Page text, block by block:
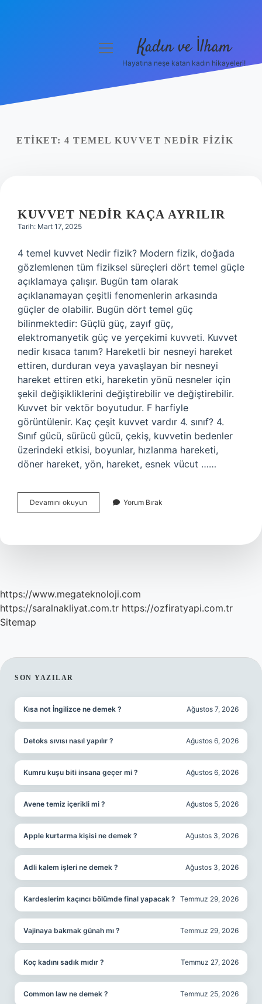
Yasal Uyarı
menüyü
Kadın ve İlham
Hayatına neşe katan kadın hikayeleri!
ETIKET: 4 TEMEL KUVVET NEDIR FIZIK
KUVVET NEDIR KAÇA AYRILIR
Tarih: Mart 17, 2025
4 temel kuvvet Nedir fizik? Modern fizik, doğada
gözlemlenen tüm fiziksel süreçleri dört temel güçle
açıklamaya çalışır. Bugün tam olarak
açıklanamayan çeşitli fenomenlerin arkasında
güçler de olabilir. Bugün dört temel güç
bilinmektedir: Güçlü güç, zayıf güç,
elektromanyetik güç ve yerçekimi kuvveti. Kuvvet
nedir kısaca tanım? Hareketli bir nesneyi hareket
ettiren, durduran veya yavaşlayan bir nesneyi
hareket ettiren etki, hareketin yönü nesneler için
şekil değişikliklerini değiştirebilir ve değiştirebilir.
Kuvvet bir vektör boyutudur. F harfiyle
görüntülenir. Kaç çeşit kuvvet vardır 4. sınıf? 4.
Sınıf gücü, sürücü gücü, çekiş, kuvvetin bedenler
üzerindeki etkisi, boyunlar, hızlanma hareketi,
döner hareket, yön, hareket, esnek vücut ……
Devamını okuyun
Nedir
Yorum Bırak
https://www.megateknoloji.com
https://saralnakliyat.com.tr https://ozfiratyapi.com.tr
Sitemap
SIDEBAR
SON YAZILAR
Kısa not İngilizce ne demek ? Ağustos 7, 2026
Detoks sıvısı nasıl yapılır ? Ağustos 6, 2026
Kumru kuşu biti insana geçer mi ? Ağustos 6, 2026
Avene temiz içerikli mi ? Ağustos 5, 2026
Apple kurtarma kişisi ne demek ? Ağustos 3, 2026
Adli kalem işleri ne demek ? Ağustos 3, 2026
Kardeslerim kaçıncı bölümde final yapacak ? Temmuz 29, 2026
Vajinaya bakmak günah mı ? Temmuz 29, 2026
Koç kadını sadık mıdır ? Temmuz 27, 2026
Common law ne demek ? Temmuz 25, 2026